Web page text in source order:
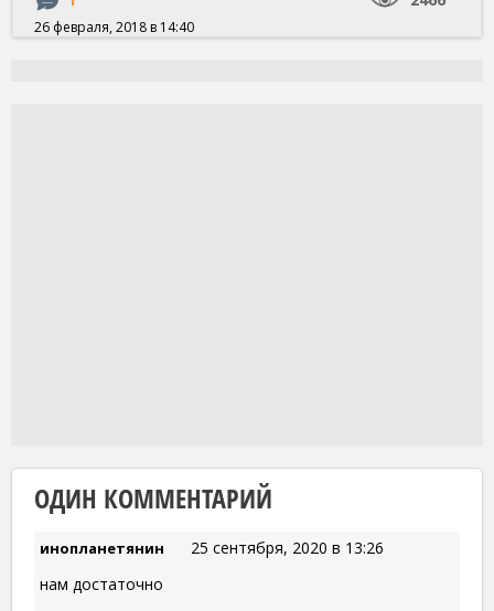
26 февраля, 2018 в 14:40
ОДИН КОММЕНТАРИЙ
инопланетянин
25 сентября, 2020 в 13:26
нам достаточно